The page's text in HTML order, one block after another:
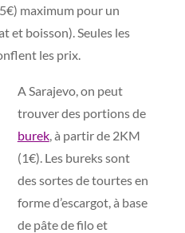
maximum pour un
et boisson). Seules les
les prix.
A Sarajevo, on peut
trouver des portions de
burek, à partir de 2KM
(1€). Les bureks sont
des sortes de tourtes en
forme d’escargot, à base
de pâte de filo et